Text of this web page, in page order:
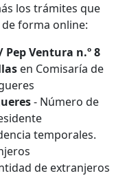
los trámites que
forma online:
Pep Ventura n.º 8
en Comisaría de
- Número de
temporales.
de extranjeros